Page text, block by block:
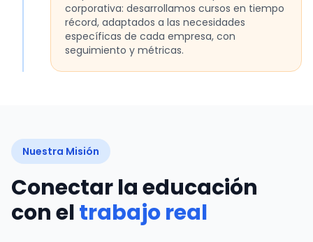
corporativa: desarrollamos cursos en tiempo
récord, adaptados a las necesidades
específicas de cada empresa, con
seguimiento y métricas.
Nuestra Misión
Conectar la educación
con eltrabajo real